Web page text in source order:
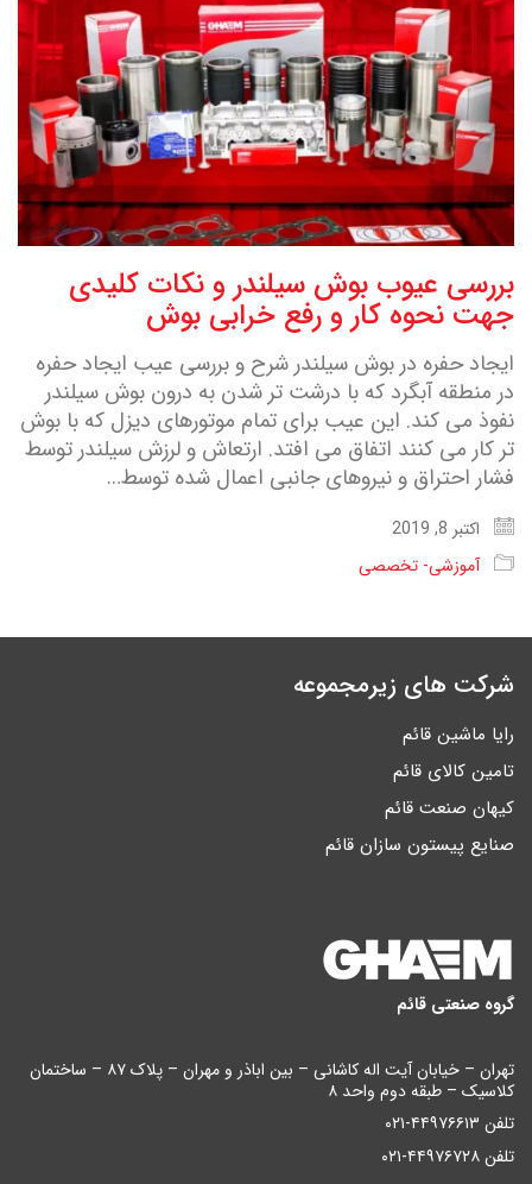
بررسی عیوب بوش سیلندر و نکات کلیدی
جهت نحوه کار و رفع خرابی بوش
ایجاد حفره در بوش سیلندر شرح و بررسی عیب ایجاد حفره
در منطقه آبگرد که با درشت تر شدن به درون بوش سیلندر
نفوذ می کند. این عیب برای تمام موتورهای دیزل که با بوش
تر کار می کنند اتفاق می افتد. ارتعاش و لرزش سیلندر توسط
فشار احتراق و نیروهای جانبی اعمال شده توسط…
اکتبر 8, 2019
آموزشی- تخصصی
شرکت های زیرمجموعه
رایا ماشین قائم
تامین کالای قائم
کیهان صنعت قائم
صنایع پیستون سازان قائم
گروه صنعتی قائم
تهران – خیابان آیت اله کاشانی – بین اباذر و مهران – پلاک ۸۷ – ساختمان
کلاسیک – طبقه دوم واحد ۸
تلفن ۴۴۹۷۶۶۱۳-۰۲۱
تلفن ۴۴۹۷۶۷۲۸-۰۲۱